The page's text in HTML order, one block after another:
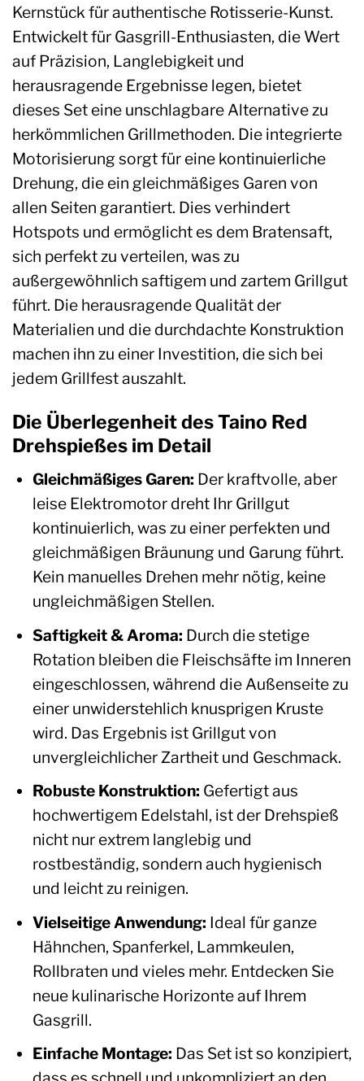
Kernstück für authentische Rotisserie-Kunst.
Entwickelt für Gasgrill-Enthusiasten, die Wert
auf Präzision, Langlebigkeit und
herausragende Ergebnisse legen, bietet
dieses Set eine unschlagbare Alternative zu
herkömmlichen Grillmethoden. Die integrierte
Motorisierung sorgt für eine kontinuierliche
Drehung, die ein gleichmäßiges Garen von
allen Seiten garantiert. Dies verhindert
Hotspots und ermöglicht es dem Bratensaft,
sich perfekt zu verteilen, was zu
außergewöhnlich saftigem und zartem Grillgut
führt. Die herausragende Qualität der
Materialien und die durchdachte Konstruktion
machen ihn zu einer Investition, die sich bei
jedem Grillfest auszahlt.
Die Überlegenheit des Taino Red
Drehspießes im Detail
Gleichmäßiges Garen: Der kraftvolle, aber
leise Elektromotor dreht Ihr Grillgut
kontinuierlich, was zu einer perfekten und
gleichmäßigen Bräunung und Garung führt.
Kein manuelles Drehen mehr nötig, keine
ungleichmäßigen Stellen.
Saftigkeit & Aroma: Durch die stetige
Rotation bleiben die Fleischsäfte im Inneren
eingeschlossen, während die Außenseite zu
einer unwiderstehlich knusprigen Kruste
wird. Das Ergebnis ist Grillgut von
unvergleichlicher Zartheit und Geschmack.
Robuste Konstruktion: Gefertigt aus
hochwertigem Edelstahl, ist der Drehspieß
nicht nur extrem langlebig und
rostbeständig, sondern auch hygienisch
und leicht zu reinigen.
Vielseitige Anwendung: Ideal für ganze
Hähnchen, Spanferkel, Lammkeulen,
Rollbraten und vieles mehr. Entdecken Sie
neue kulinarische Horizonte auf Ihrem
Gasgrill.
Einfache Montage: Das Set ist so konzipiert,